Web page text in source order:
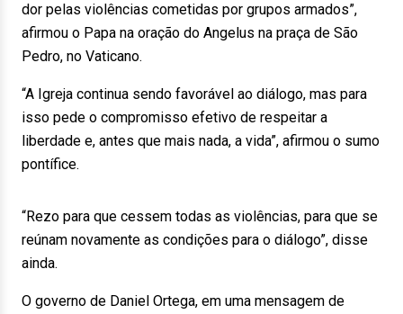
dor pelas violências cometidas por grupos armados”,
afirmou o Papa na oração do Angelus na praça de São
Pedro, no Vaticano.
“A Igreja continua sendo favorável ao diálogo, mas para
isso pede o compromisso efetivo de respeitar a
liberdade e, antes que mais nada, a vida”, afirmou o sumo
pontífice.
“Rezo para que cessem todas as violências, para que se
reúnam novamente as condições para o diálogo”, disse
ainda.
O governo de Daniel Ortega, em uma mensagem de